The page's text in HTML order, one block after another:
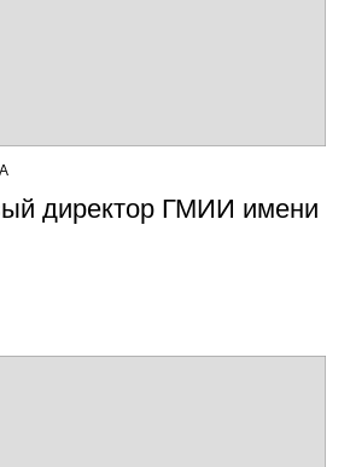
директор ГМИИ имени